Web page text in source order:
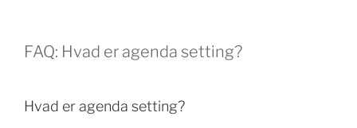
FAQ: Hvad er agenda setting?
Hvad er agenda setting?